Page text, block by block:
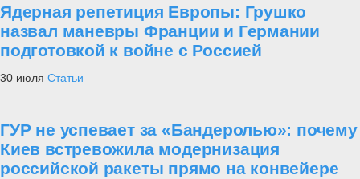
Ядерная репетиция Европы: Грушко
назвал маневры Франции и Германии
подготовкой к войне с Россией
30 июля Статьи
ГУР не успевает за «Бандеролью»: почему
Киев встревожила модернизация
российской ракеты прямо на конвейере